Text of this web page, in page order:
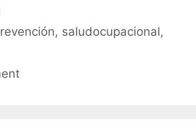
, saludocupacional,